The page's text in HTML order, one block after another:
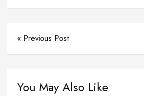
« Previous Post
You May Also Like